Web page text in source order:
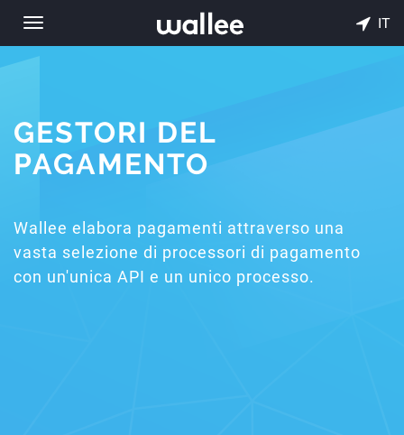
Toggle
navigation
IT
GESTORI DEL
PAGAMENTO
Wallee elabora pagamenti attraverso una
vasta selezione di processori di pagamento
con un'unica API e un unico processo.